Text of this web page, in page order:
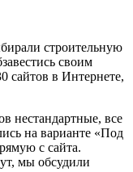
строительную
своим
сайтов в Интернете,
нестандартные, все
на варианте «Под
с сайта.
мы обсудили